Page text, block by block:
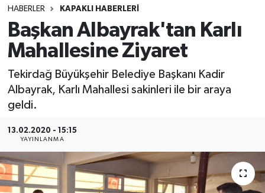
HABERLER KAPAKLI HABERLERI
Başkan Albayrak'tan Karlı
Mahallesine Ziyaret
Tekirdağ Büyükşehir Belediye Başkanı Kadir
Albayrak, Karlı Mahallesi sakinleri ile bir araya
geldi.
13.02.2020 - 15:15
YAYINLANMA
Spor
Eğitim
Siyaset
Ekonomi
Tekirdağ Trafik Yoğunluk Haritası
Süper Lig Puan Durumu ve Fikstür
Tüm Manşetler